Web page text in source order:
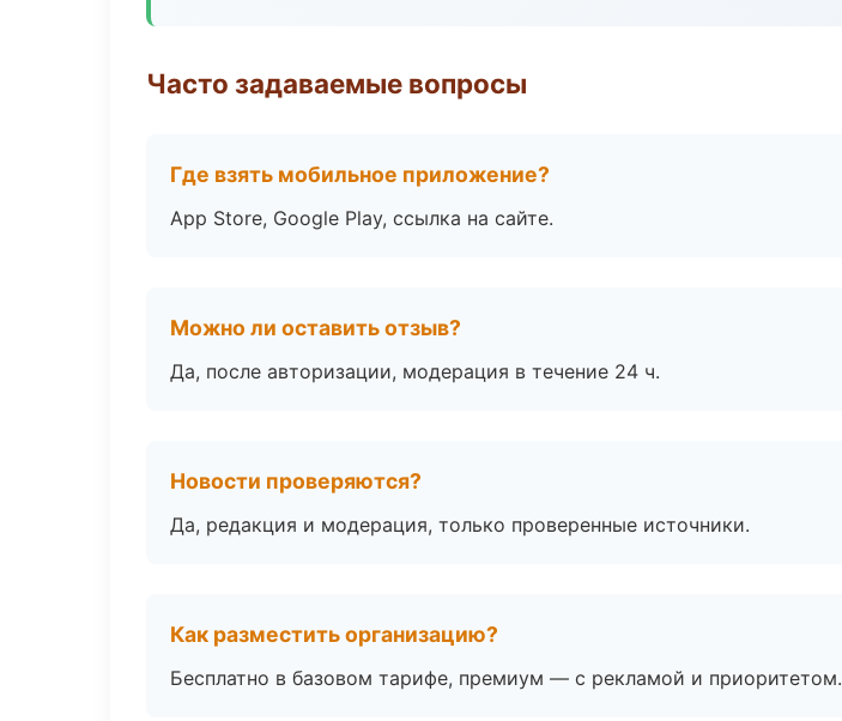
Часто задаваемые вопросы
Где взять мобильное приложение?
App Store, Google Play, ссылка на сайте.
Можно ли оставить отзыв?
Да, после авторизации, модерация в течение 24 ч.
Новости проверяются?
Да, редакция и модерация, только проверенные источники.
Как разместить организацию?
Бесплатно в базовом тарифе, премиум — с рекламой и приоритетом.